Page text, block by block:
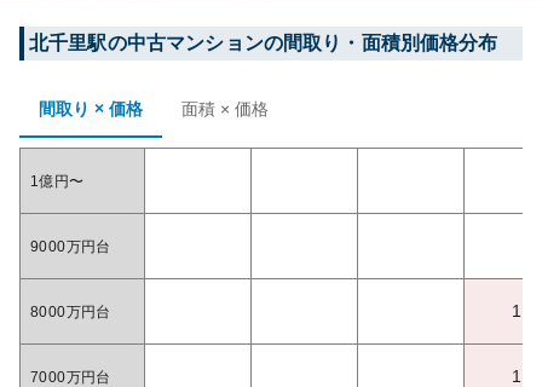
北千里駅の中古マンションの間取り・面積別価格分布
間取り × 価格 面積 × 価格
1億円〜
9000万円台
8000万円台 1
7000万円台 1